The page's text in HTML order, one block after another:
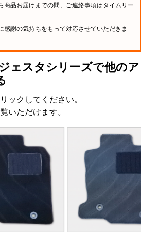
商品お届けまでの間、ご連絡事項はタイムリー
感謝の気持ちをもって対応させていただきま
ェスタシリーズで他のア
ックしてください。
いただけます。